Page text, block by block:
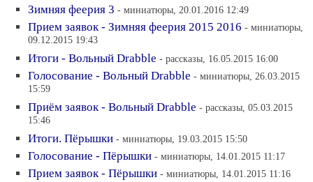
Зимняя феерия 3 - миниатюры, 20.01.2016 12:49
Прием заявок - Зимняя феерия 2015 2016 - миниатюры,
09.12.2015 19:43
Итоги - Вольный Drabble - рассказы, 16.05.2015 16:00
Голосование - Вольный Drabble - миниатюры, 26.03.2015
15:59
Приём заявок - Вольный Drabble - рассказы, 05.03.2015
15:46
Итоги. Пёрышки - миниатюры, 19.03.2015 15:50
Голосование - Пёрышки - миниатюры, 14.01.2015 11:17
Прием заявок - Пёрышки - миниатюры, 14.01.2015 11:16